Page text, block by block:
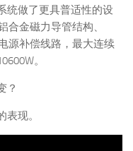
统做了更具普适性的设
合金磁力导管结构、
源补偿线路，最大连续
。
？
现。